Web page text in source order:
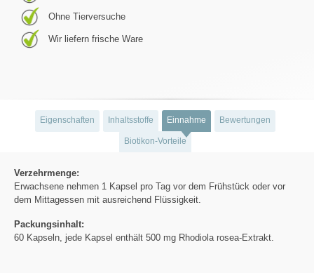
Ohne Tierversuche
Wir liefern frische Ware
Eigenschaften Inhaltsstoffe Einnahme Bewertungen
Biotikon-Vorteile
Verzehrmenge:
Erwachsene nehmen 1 Kapsel pro Tag vor dem Frühstück oder vor
dem Mittagessen mit ausreichend Flüssigkeit.
Packungsinhalt:
60 Kapseln, jede Kapsel enthält 500 mg Rhodiola rosea-Extrakt.